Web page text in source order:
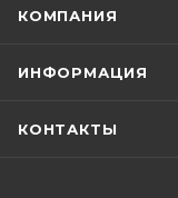
КОМПАНИЯ
ИНФОРМАЦИЯ
КОНТАКТЫ